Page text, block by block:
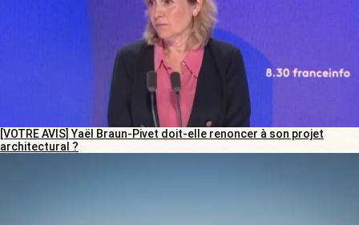
[VOTRE AVIS] Yaël Braun-Pivet doit-elle renoncer à son projet
architectural ?